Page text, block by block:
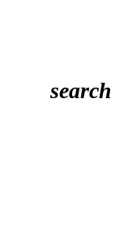
search